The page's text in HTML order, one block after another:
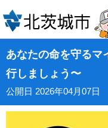
あなたの命を守る
行しましょう〜
公開日 2026年04月07日